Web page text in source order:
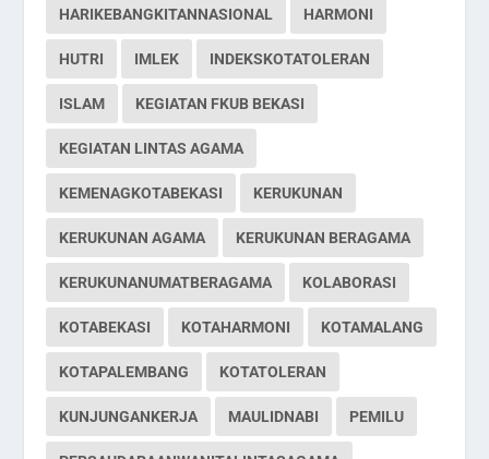
HARIKEBANGKITANNASIONAL HARMONI
HUTRI IMLEK INDEKSKOTATOLERAN
ISLAM KEGIATAN FKUB BEKASI
KEGIATAN LINTAS AGAMA
KEMENAGKOTABEKASI KERUKUNAN
KERUKUNAN AGAMA KERUKUNAN BERAGAMA
KERUKUNANUMATBERAGAMA KOLABORASI
KOTABEKASI KOTAHARMONI KOTAMALANG
KOTAPALEMBANG KOTATOLERAN
KUNJUNGANKERJA MAULIDNABI PEMILU